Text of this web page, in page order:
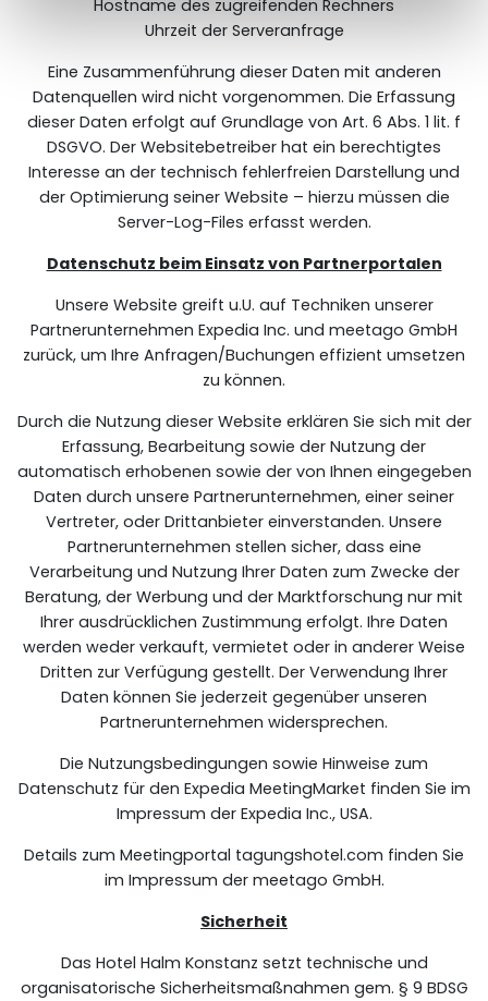
gesammelt haben.
Hostname des zugreifenden Rechners
Uhrzeit der Serveranfrage
Eine Zusammenführung dieser Daten mit anderen
Datenquellen wird nicht vorgenommen. Die Erfassung
dieser Daten erfolgt auf Grundlage von Art. 6 Abs. 1 lit. f
DSGVO. Der Websitebetreiber hat ein berechtigtes
Interesse an der technisch fehlerfreien Darstellung und
der Optimierung seiner Website – hierzu müssen die
Server-Log-Files erfasst werden.
Datenschutz beim Einsatz von Partnerportalen
Unsere Website greift u.U. auf Techniken unserer
Partnerunternehmen Expedia Inc. und meetago GmbH
zurück, um Ihre Anfragen/Buchungen effizient umsetzen
zu können.
Durch die Nutzung dieser Website erklären Sie sich mit der
Erfassung, Bearbeitung sowie der Nutzung der
automatisch erhobenen sowie der von Ihnen eingegeben
Daten durch unsere Partnerunternehmen, einer seiner
Vertreter, oder Drittanbieter einverstanden. Unsere
Partnerunternehmen stellen sicher, dass eine
Verarbeitung und Nutzung Ihrer Daten zum Zwecke der
Beratung, der Werbung und der Marktforschung nur mit
Ihrer ausdrücklichen Zustimmung erfolgt. Ihre Daten
werden weder verkauft, vermietet oder in anderer Weise
Dritten zur Verfügung gestellt. Der Verwendung Ihrer
Daten können Sie jederzeit gegenüber unseren
Partnerunternehmen widersprechen.
Die Nutzungsbedingungen sowie Hinweise zum
Datenschutz für den Expedia MeetingMarket finden Sie im
Impressum der Expedia Inc., USA.
Details zum Meetingportal tagungshotel.com finden Sie
im Impressum der meetago GmbH.
Sicherheit
Das Hotel Halm Konstanz setzt technische und
organisatorische Sicherheitsmaßnahmen gem. § 9 BDSG